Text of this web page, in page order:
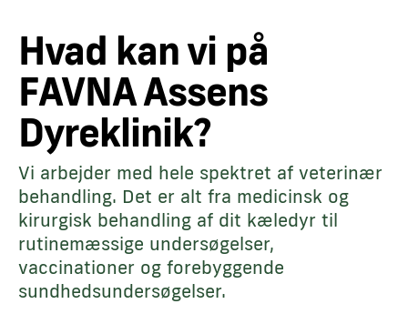
Hvad kan vi på
FAVNA Assens
Dyreklinik?
Vi arbejder med hele spektret af veterinær
behandling. Det er alt fra medicinsk og
kirurgisk behandling af dit kæledyr til
rutinemæssige undersøgelser,
vaccinationer og forebyggende
sundhedsundersøgelser.